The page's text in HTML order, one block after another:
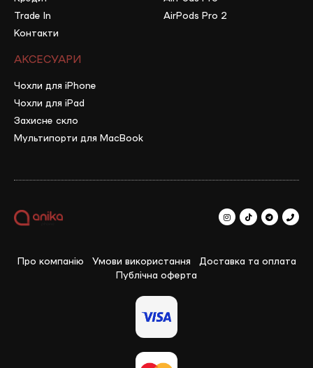
Trade In
Контакти
AirPods Pro 2
АКСЕСУАРИ
Чохли для iPhone
Чохли для iPad
Захисне скло
Мультипорти для MacBook
Про компанію Умови використання
Доставка та оплата
Публічна оферта